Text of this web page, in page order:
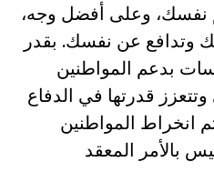
وعلى أفضل وجه،
وتدافع عن نفسك. بقدر
بدعم المواطنين
قدرتها في الدفاع
انخراط المواطنين